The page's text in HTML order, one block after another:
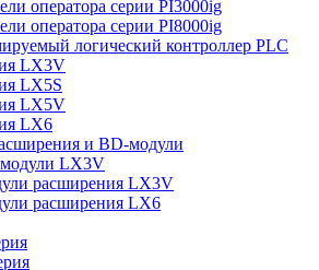
оператора серии PI3000ig
оператора серии PI8000ig
логический контроллер PLC
LX3V
LX5S
LX5V
LX6
и BD-модули
LX3V
расширения LX3V
расширения LX6